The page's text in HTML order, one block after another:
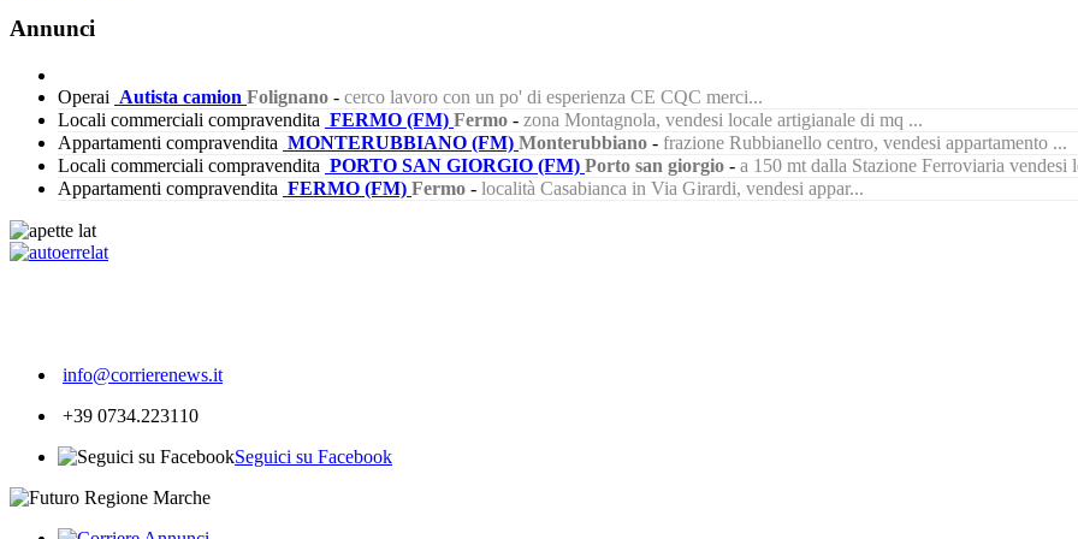
Annunci
Operai Autista camion Folignano - cerco lavoro con un po' di esperienza CE CQC merci...
Locali commerciali compravendita FERMO (FM) Fermo - zona Montagnola, vendesi locale artigianale di mq ...
Appartamenti compravendita MONTERUBBIANO (FM) Monterubbiano - frazione Rubbianello centro, vendesi appartamento ...
Locali commerciali compravendita PORTO SAN GIORGIO (FM) Porto san giorgio - a 150 mt dalla Stazione Ferroviaria vendesi
Appartamenti compravendita FERMO (FM) Fermo - località Casabianca in Via Girardi, vendesi appar...
info@corrierenews.it
+39 0734.223110
Seguici su Facebook